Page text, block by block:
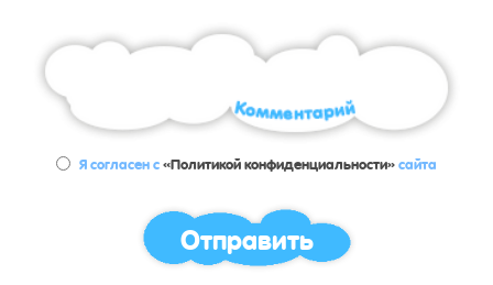
Я согласен с«Политикой конфиденциальности»сайта
Отправить